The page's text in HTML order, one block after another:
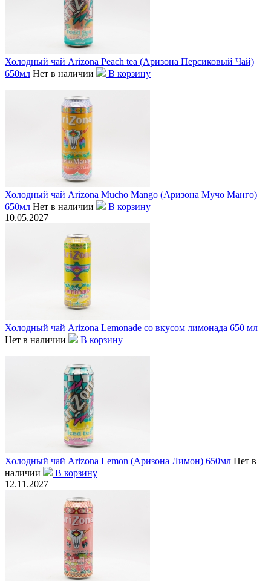
Холодный чай Arizona Peach tea (Аризона Персиковый Чай)
650мл Нет в наличии В корзину
Холодный чай Arizona Mucho Mango (Аризона Мучо Манго)
650мл Нет в наличии
В корзину
10.05.2027
Холодный чай Arizona Lemonade со вкусом лимонада 650 мл
Нет в наличии
В корзину
Холодный чай Arizona Lemon (Аризона Лимон) 650мл Нет в
наличии
В корзину
12.11.2027